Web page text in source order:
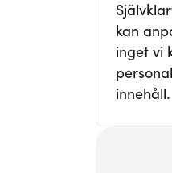
kan
inget vi
innehåll.